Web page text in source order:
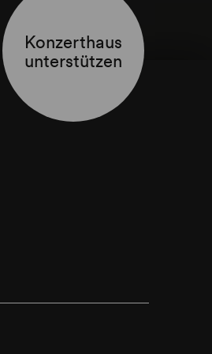
Konzerthaus
unterstützen